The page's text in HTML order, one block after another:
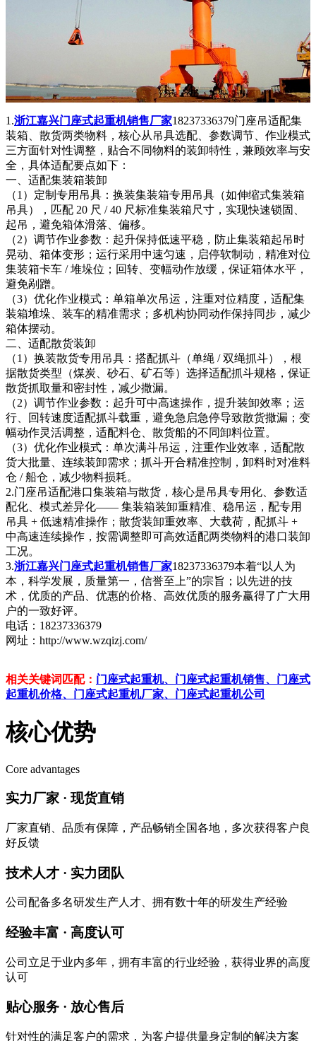
1.浙江嘉兴门座式起重机销售厂家18237336379门座吊适配集
装箱、散货两类物料，核心从吊具选配、参数调节、作业模式
三方面针对性调整，贴合不同物料的装卸特性，兼顾效率与安
全，具体适配要点如下：
一、适配集装箱装卸
（1）定制专用吊具：换装集装箱专用吊具（如伸缩式集装箱
吊具），匹配 20 尺 / 40 尺标准集装箱尺寸，实现快速锁固、
起吊，避免箱体滑落、偏移。
（2）调节作业参数：起升保持低速平稳，防止集装箱起吊时
晃动、箱体变形；运行采用中速匀速，启停软制动，精准对位
集装箱卡车 / 堆垛位；回转、变幅动作放缓，保证箱体水平，
避免剐蹭。
（3）优化作业模式：单箱单次吊运，注重对位精度，适配集
装箱堆垛、装车的精准需求；多机构协同动作保持同步，减少
箱体摆动。
二、适配散货装卸
（1）换装散货专用吊具：搭配抓斗（单绳 / 双绳抓斗），根
据散货类型（煤炭、砂石、矿石等）选择适配抓斗规格，保证
散货抓取量和密封性，减少撒漏。
（2）调节作业参数：起升可中高速操作，提升装卸效率；运
行、回转速度适配抓斗载重，避免急启急停导致散货撒漏；变
幅动作灵活调整，适配料仓、散货船的不同卸料位置。
（3）优化作业模式：单次满斗吊运，注重作业效率，适配散
货大批量、连续装卸需求；抓斗开合精准控制，卸料时对准料
仓 / 船仓，减少物料损耗。
2.门座吊适配港口集装箱与散货，核心是吊具专用化、参数适
配化、模式差异化—— 集装箱装卸重精准、稳吊运，配专用
吊具 + 低速精准操作；散货装卸重效率、大载荷，配抓斗 +
中高速连续操作，按需调整即可高效适配两类物料的港口装卸
工况。
3.浙江嘉兴门座式起重机销售厂家18237336379本着“以人为
本，科学发展，质量第一，信誉至上”的宗旨；以先进的技
术，优质的产品、优惠的价格、高效优质的服务赢得了广大用
户的一致好评。
电话：18237336379
网址：http://www.wzqizj.com/
相关关键词匹配： 门座式起重机、门座式起重机销售、门座式
起重机价格、门座式起重机厂家、门座式起重机公司
核心优势
Core advantages
实力厂家 · 现货直销
厂家直销、品质有保障，产品畅销全国各地，多次获得客户良
好反馈
技术人才 · 实力团队
公司配备多名研发生产人才、拥有数十年的研发生产经验
经验丰富 · 高度认可
公司立足于业内多年，拥有丰富的行业经验，获得业界的高度
认可
贴心服务 · 放心售后
针对性的满足客户的需求，为客户提供量身定制的解决方案